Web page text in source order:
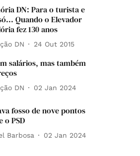
DN: Para o turista e
Quando o Elevador
fez 130 anos
DN 24 Out 2015
salários, mas também
DN 02 Jan 2024
fosso de nove pontos
o PSD
Barbosa 02 Jan 2024